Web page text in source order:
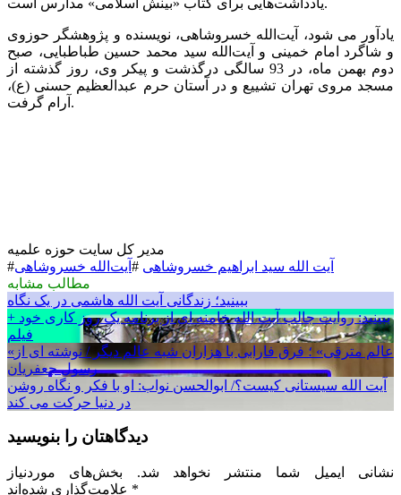
یادآور می شود، آیت‌الله خسروشاهی، نویسنده و پژوهشگر حوزوی
و شاگرد امام خمینی و آیت‌الله سید محمد حسین طباطبایی، صبح
دوم بهمن ماه، در 93 سالگی درگذشت و پیکر وی، روز گذشته از
مسجد مروی تهران تشییع و در آستان حرم عبدالعظیم حسنی (ع)،
آرام گرفت.
مدیر کل سایت حوزه علمیه
#
آیت الله سید ابراهیم خسروشاهی # آیت‌الله خسروشاهی
مطالب مشابه
ببینید؛ زندگانی آیت الله هاشمی در یک نگاه
ببینید: روایت‌ جالب آیت الله خامنه ای از برنامه یک روز کاری خود +
فیلم
«عالم مترقی» ؛ فرق فارابی با هزاران شبه عالم دیگر / نوشته ای از
رسول جعفریان
آیت الله سیستانی کیست؟/ ابوالحسن نواب: او با فکر و نگاه روشن
در دنیا حرکت می کند
دیدگاهتان را بنویسید
نشانی ایمیل شما منتشر نخواهد شد. بخش‌های موردنیاز
*